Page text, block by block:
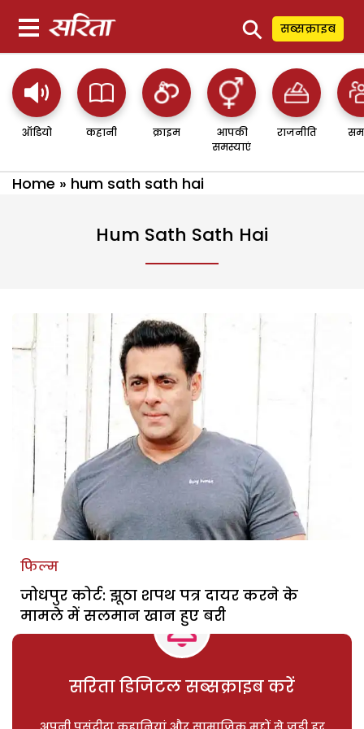
⚲ सब्सक्राइब
ऑडियो कहानी क्राइम
आपकी
समस्याएं
राजनीति
Home » hum sath sath hai
Hum Sath Sath Hai
फिल्म
जोधपुर कोर्ट: झूठा शपथ पत्र दायर करने के
मामले में सलमान खान हुए बरी
सरिता डिजिटल सब्सक्राइब करें